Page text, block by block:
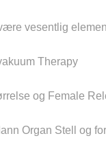
vesentlig
Therapy
og Female
Organ Stell og